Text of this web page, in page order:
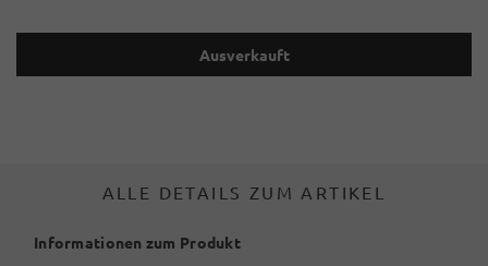
Ausverkauft
ALLE DETAILS ZUM ARTIKEL
Informationen zum Produkt